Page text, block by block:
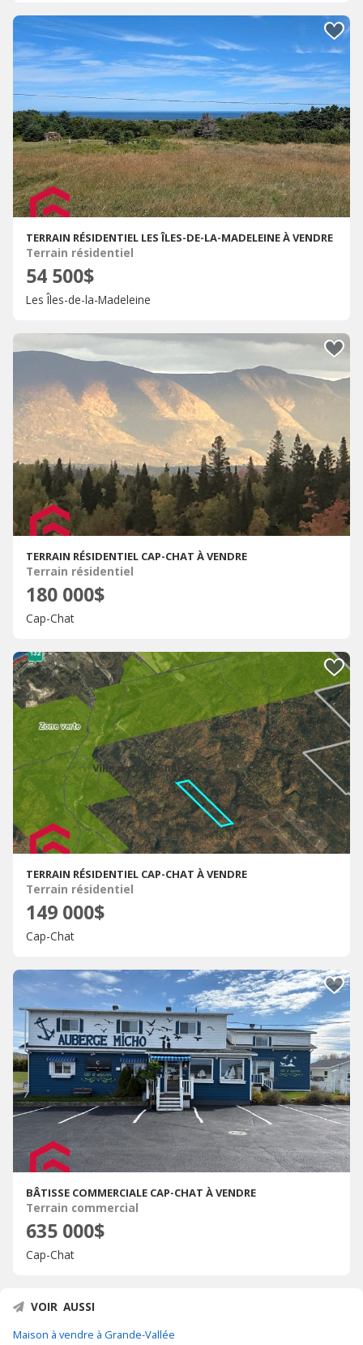
TERRAIN RÉSIDENTIEL LES ÎLES-DE-LA-MADELEINE À VENDRE
Terrain résidentiel
54 500$
Les Îles-de-la-Madeleine
TERRAIN RÉSIDENTIEL CAP-CHAT À VENDRE
Terrain résidentiel
180 000$
Cap-Chat
TERRAIN RÉSIDENTIEL CAP-CHAT À VENDRE
Terrain résidentiel
149 000$
Cap-Chat
BÂTISSE COMMERCIALE CAP-CHAT À VENDRE
Terrain commercial
635 000$
Cap-Chat
VOIR AUSSI
Maison à vendre à Grande-Vallée